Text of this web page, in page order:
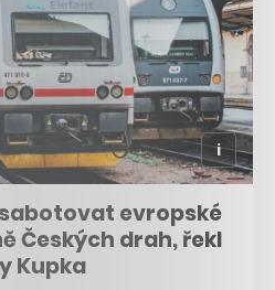
sabotovat evropské
Českých drah, řekl
Kupka